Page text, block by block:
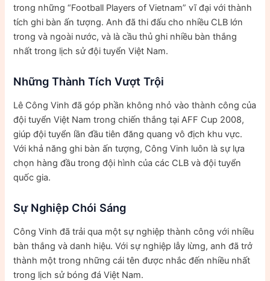
trong những “Football Players of Vietnam” vĩ đại với thành
tích ghi bàn ấn tượng. Anh đã thi đấu cho nhiều CLB lớn
trong và ngoài nước, và là cầu thủ ghi nhiều bàn thắng
nhất trong lịch sử đội tuyển Việt Nam.
Những Thành Tích Vượt Trội
Lê Công Vinh đã góp phần không nhỏ vào thành công của
đội tuyển Việt Nam trong chiến thắng tại AFF Cup 2008,
giúp đội tuyển lần đầu tiên đăng quang vô địch khu vực.
Với khả năng ghi bàn ấn tượng, Công Vinh luôn là sự lựa
chọn hàng đầu trong đội hình của các CLB và đội tuyển
quốc gia.
Sự Nghiệp Chói Sáng
Công Vinh đã trải qua một sự nghiệp thành công với nhiều
bàn thắng và danh hiệu. Với sự nghiệp lẫy lừng, anh đã trở
thành một trong những cái tên được nhắc đến nhiều nhất
trong lịch sử bóng đá Việt Nam.